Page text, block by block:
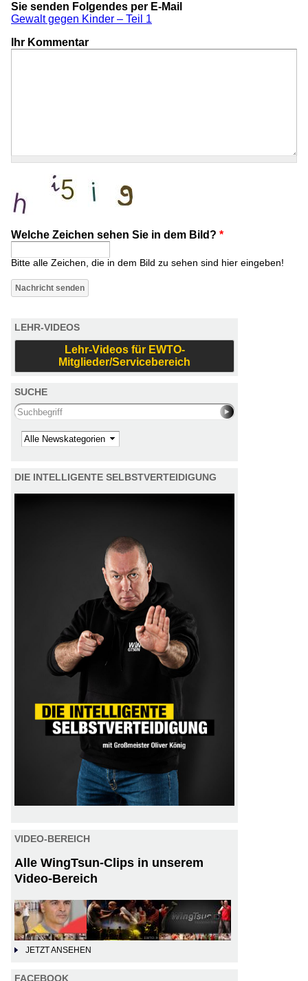
Sie senden Folgendes per E-Mail
Gewalt gegen Kinder – Teil 1
Ihr Kommentar
Welche Zeichen sehen Sie in dem Bild? *
Bitte alle Zeichen, die in dem Bild zu sehen sind hier eingeben!
LEHR-VIDEOS
Lehr-Videos für EWTO-
Mitglieder/Servicebereich
SUCHE
Search this site
Kategorie
DIE INTELLIGENTE SELBSTVERTEIDIGUNG
VIDEO-BEREICH
Alle WingTsun-Clips in unserem
Video-Bereich
JETZT ANSEHEN
FACEBOOK